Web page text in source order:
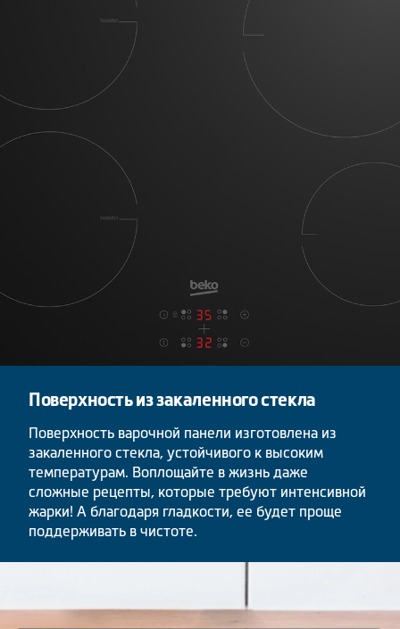
Поверхность из закаленного стекла
Поверхность варочной панели изготовлена из
закаленного стекла, устойчивого к высоким
температурам. Воплощайте в жизнь даже
сложные рецепты, которые требуют интенсивной
жарки! А благодаря гладкости, ее будет проще
поддерживать в чистоте.